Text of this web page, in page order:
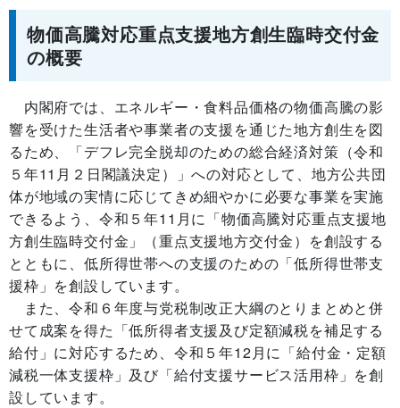
物価高騰対応重点支援地方創生臨時交付金
の概要
内閣府では、エネルギー・食料品価格の物価高騰の影
響を受けた生活者や事業者の支援を通じた地方創生を図
るため、「デフレ完全脱却のための総合経済対策（令和
５年11月２日閣議決定）」への対応として、地方公共団
体が地域の実情に応じてきめ細やかに必要な事業を実施
できるよう、令和５年11月に「物価高騰対応重点支援地
方創生臨時交付金」（重点支援地方交付金）を創設する
とともに、低所得世帯への支援のための「低所得世帯支
援枠」を創設しています。
また、令和６年度与党税制改正大綱のとりまとめと併
せて成案を得た「低所得者支援及び定額減税を補足する
給付」に対応するため、令和５年12月に「給付金・定額
減税一体支援枠」及び「給付支援サービス活用枠」を創
設しています。